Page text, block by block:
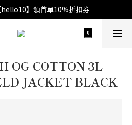
hello10】領首單10%折扣券
OG COTTON 3L
JACKET BLACK